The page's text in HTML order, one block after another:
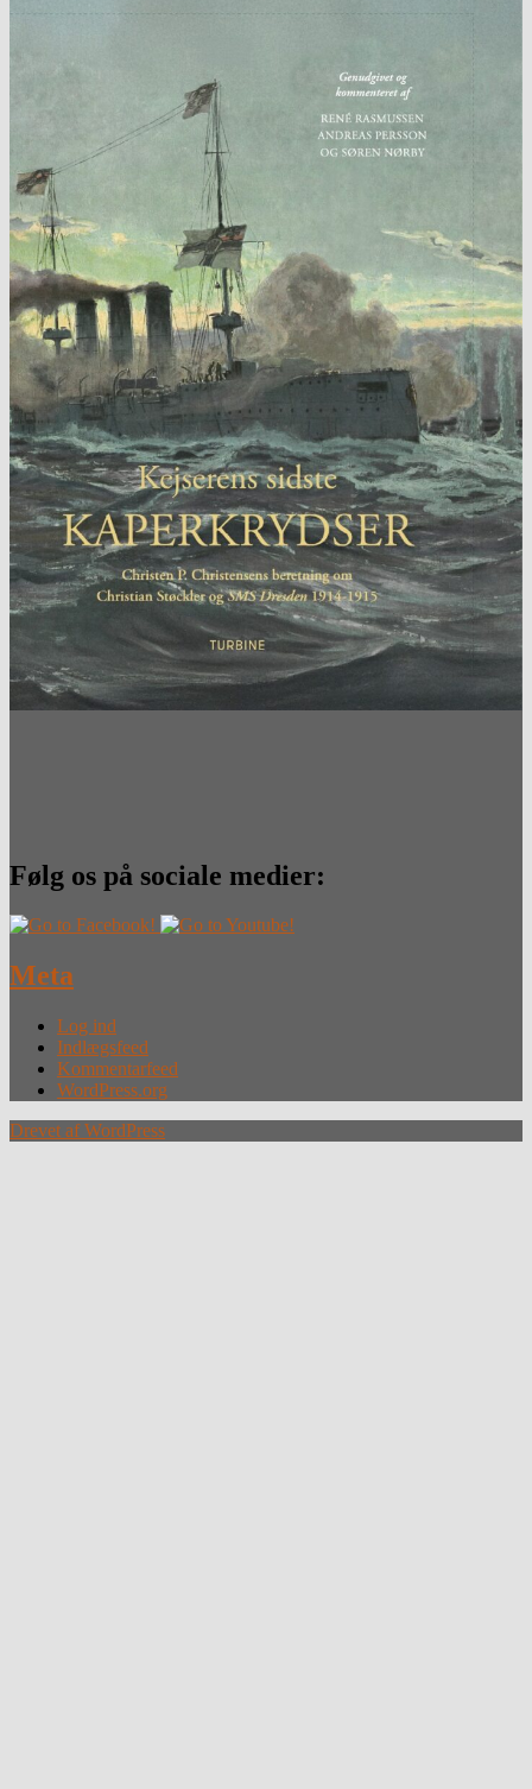
Følg os på sociale medier:
Meta
Log ind
Indlægsfeed
Kommentarfeed
WordPress.org
Drevet af WordPress